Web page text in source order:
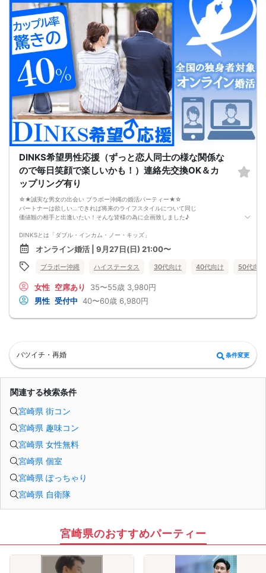
みなさん本当に努力しています。
でも、その努力が本命女性との交際につながらず、
「このまま恋愛・婚活を続けても、
本命女性と交際できないのではないか…」
そんな不安を抱えている奥手男子が本当に多いです。
つまり、
やみくもに頑張るだけでは、
本命女性との交際には
つながらないということです。
このまま原因が分からないまま
恋愛や婚活を続けても、
お金も時間も失ってしまいます。
だからこそ、
彼女ができない本当の原因を
知ることが最初の一歩です。
しかし、この内容は文章だけでは伝えきれません。
だからこそ今回、無料オンラインセミナーで
・彼女ができない本当の原因
・本命女性に選ばれる
奥手男子専用32の極意の全体像
をお伝えします！
一緒に美味しいものを食べに行ったり、
映画に行ったり、旅行に行けるように、
ぜひこの先を読み進めてみてください👇
その人のために必ず実施します
※はじめてセミナーに参加する方も
ビデオオフでも参加OKにしているので
安心してください
DINKS希望男性応援（ずっと恋人同士の様な関係な
ので毎日笑顔で楽しいかも！）連絡先交換OK＆カ
ップリング有り
☆★誠実な男女の出会い ブラボー沖縄の婚活パーティー★☆
パートナーは欲しい...できれば将来のライフスタイルについて同じ
価値観の相手と出逢いたい！そんな皆様の為に企画致しました♪
DINKSとは「ダブル・インカム・ノー・キッズ」
夫婦２人だけの結婚生活を希望する男性にお集まり頂きます。
DINKSにはこだわってないけれど共働きをしながら、
パートナーと二人だけのライフスタイルを楽しみたい、
【注意事項】
・全国各地に募集しております。お相手の居住地はご自身の居住地と異なる場合
ご了承下さいませ。
・終了時刻は目安となります。正確な終了時刻はイベント開始時にスタッフより
ご案内いたします。
・直前の申込みや当日のキャンセルにより男女比が偏る可能性がございますこと
をご了承ください。
・最小催行人数 1対1、最大20名（男女比調整のため定員になる前にキャンセル待
・イベント開催時刻１時間前迄に最小催行人数に満たない場合は中止のご連絡を
オンライン婚活 | 9月27日(日) 21:00〜
ブラボー沖縄 ハイステータス 30代向け 40代向け 50代向け
女性 空席あり 35〜55歳 3,980円
男性 受付中 40〜60歳 6,980円
バツイチ・再婚 条件変更
関連する検索条件
宮崎県 街コン
宮崎県 趣味コン
宮崎県 女性無料
宮崎県 個室
宮崎県 ぽっちゃり
宮崎県 自衛隊
宮崎県のおすすめパーティー